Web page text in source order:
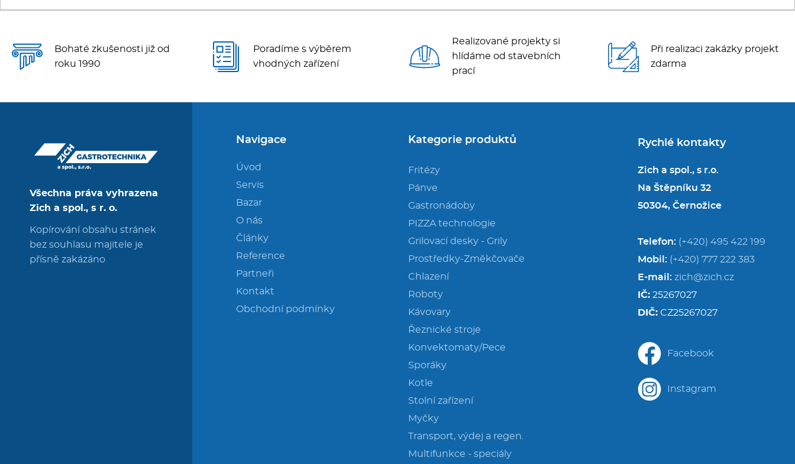
Bohaté zkušenosti již od
roku 1990
Poradíme s výběrem
vhodných zařízení
Realizované projekty si
hlídáme od stavebních
prací
Při realizaci zakázky projekt
zdarma
Všechna práva vyhrazena
Zich a spol., s r. o.
Kopírování obsahu stránek
bez souhlasu majitele je
přísně zakázáno
Navigace
Úvod
Servis
Bazar
O nás
Články
Reference
Partneři
Kontakt
Obchodní podmínky
Kategorie produktů
Fritézy
Pánve
Gastronádoby
PIZZA technologie
Grilovací desky - Grily
Prostředky-Změkčovače
Chlazení
Roboty
Kávovary
Řeznické stroje
Konvektomaty/Pece
Sporáky
Kotle
Stolní zařízení
Myčky
Transport, výdej a regen.
Multifunkce - speciály
Rychlé kontakty
Zich a spol., s r.o.
Na Štěpníku 32
50304, Černožice
Telefon: (+420) 495 422 199
Mobil: (+420) 777 222 383
E-mail: zich@zich.cz
IČ: 25267027
DIČ: CZ25267027
Facebook
Instagram